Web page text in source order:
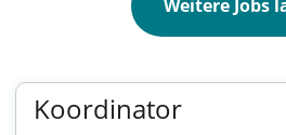
Weitere Jobs
Koordinator